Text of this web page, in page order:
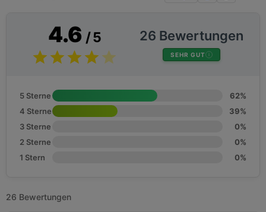
4.6 / 5 26 Bewertungen
SEHR GUT
5 Sterne
62%
4 Sterne
39%
3 Sterne
0%
2 Sterne
0%
1 Stern
0%
26 Bewertungen